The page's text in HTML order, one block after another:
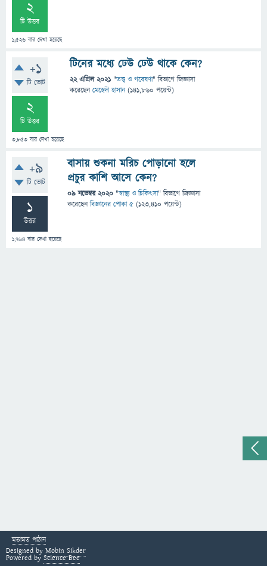
2
টি উত্তর
1,526 বার দেখা হয়েছে
+1
টি ভোট
2
টি উত্তর
3,853 বার দেখা হয়েছে
টিনের মধ্যে ঢেউ ঢেউ থাকে কেন?
22 এপ্রিল 2021 "তত্ত্ব ও গবেষণা" বিভাগে জিজ্ঞাসা
করেছেনমেহেদী হাসান (141,860 পয়েন্ট)
+9
টি ভোট
1
উত্তর
1,764 বার দেখা হয়েছে
বাসায় শুকনা মরিচ পোড়ানো হলে
প্রচুর কাশি আসে কেন?
09 নভেম্বর 2020 "স্বাস্থ্য ও চিকিৎসা" বিভাগে জিজ্ঞাসা
করেছেনবিজ্ঞানের পোকা ৫ (123,410 পয়েন্ট)
মতামত পাঠান
Designed by Mobin Sikder
Powered by Science Bee